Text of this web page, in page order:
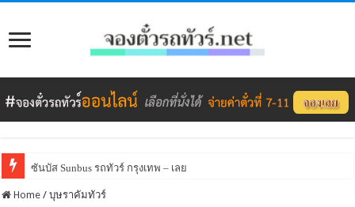
ซันบัส Sunbus รถทัวร์ กรุงเทพ – เลย
Home / บุษราคัมทัวร์